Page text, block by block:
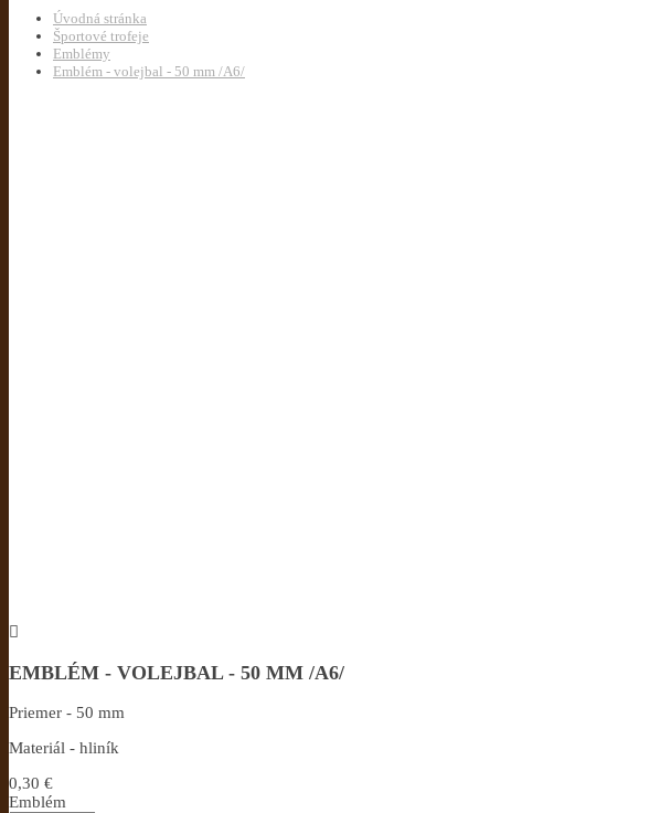
Úvodná stránka
Športové trofeje
Emblémy
Emblém - volejbal - 50 mm /A6/

EMBLÉM - VOLEJBAL - 50 MM /A6/
Priemer - 50 mm
Materiál - hliník
0,30 €
Emblém